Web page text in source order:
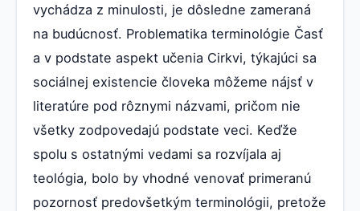
vychádza z minulosti, je dôsledne zameraná
na budúcnosť. Problematika terminológie Časť
a v podstate aspekt učenia Cirkvi, týkajúci sa
sociálnej existencie človeka môžeme nájsť v
literatúre pod rôznymi názvami, pričom nie
všetky zodpovedajú podstate veci. Keďže
spolu s ostatnými vedami sa rozvíjala aj
teológia, bolo by vhodné venovať primeranú
pozornosť predovšetkým terminológii, pretože